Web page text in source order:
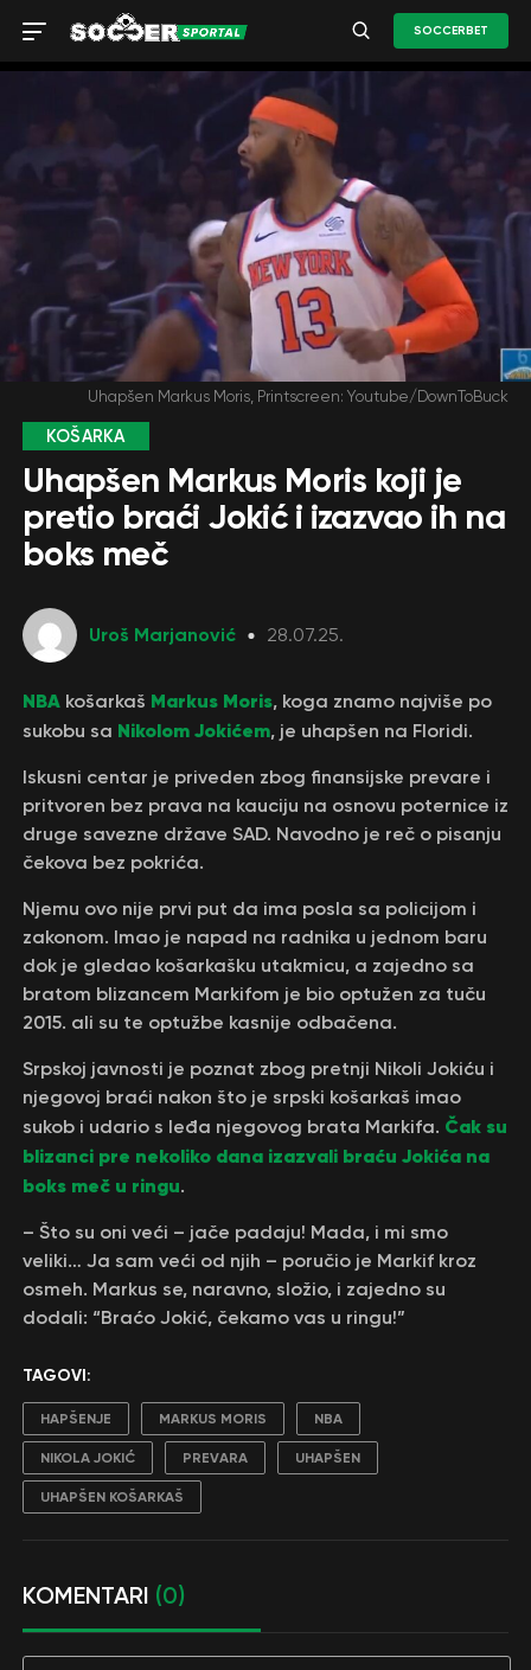
SOCCERBET
Uhapšen Markus Moris, Printscreen: Youtube/DownToBuck
KOŠARKA
Uhapšen Markus Moris koji je
pretio braći Jokić i izazvao ih na
boks meč
Uroš Marjanović 28.07.25.
NBAkošarkaš Markus Moris, koga znamo najviše po
sukobu sa Nikolom Jokićem, je uhapšen na Floridi.
Iskusni centar je priveden zbog finansijske prevare i
pritvoren bez prava na kauciju na osnovu poternice iz
druge savezne države SAD. Navodno je reč o pisanju
čekova bez pokrića.
Njemu ovo nije prvi put da ima posla sa policijom i
zakonom. Imao je napad na radnika u jednom baru
dok je gledao košarkašku utakmicu, a zajedno sa
bratom blizancem Markifom je bio optužen za tuču
2015. ali su te optužbe kasnije odbačena.
Srpskoj javnosti je poznat zbog pretnji Nikoli Jokiću i
njegovoj braći nakon što je srpski košarkaš imao
sukob i udario s leđa njegovog brata Markifa. Čak su
blizanci pre nekoliko dana izazvali braću Jokića na
boks meč u ringu.
– Što su oni veći – jače padaju! Mada, i mi smo
veliki… Ja sam veći od njih – poručio je Markif kroz
osmeh. Markus se, naravno, složio, i zajedno su
dodali: “Braćo Jokić, čekamo vas u ringu!”
TAGOVI:
HAPŠENJE MARKUS MORIS NBA
NIKOLA JOKIĆ PREVARA UHAPŠEN
UHAPŠEN KOŠARKAŠ
KOMENTARI (0)